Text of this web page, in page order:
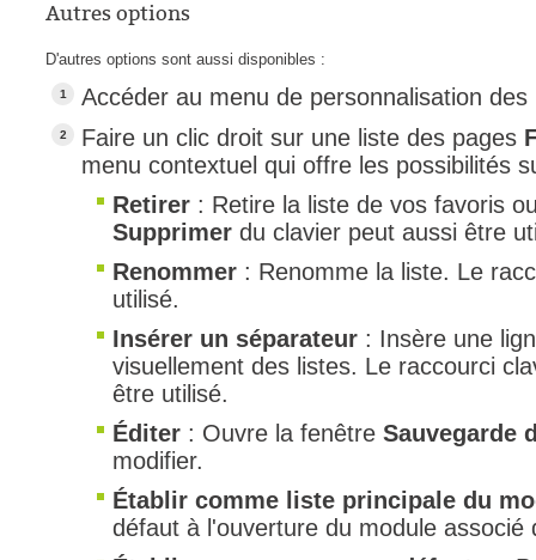
Autres options
D'autres options sont aussi disponibles :
Accéder au menu de personnalisation des
Faire un clic droit sur une liste des pages
menu contextuel qui offre les possibilités
Retirer : Retire la liste de vos favoris
Supprimer du clavier peut aussi être
Renommer : Renomme la liste. Le
utilisé.
Insérer un séparateur : Insère une
visuellement des listes. Le raccourci
être utilisé.
Éditer : Ouvre la fenêtre Sauvegarde
modifier.
Établir comme liste principale du
défaut à l'ouverture du module associé